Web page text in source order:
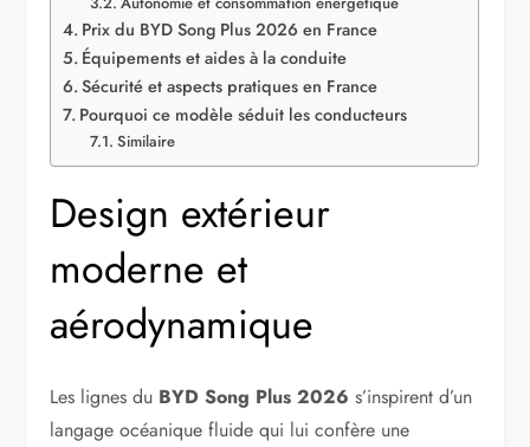
Prix du BYD Song Plus 2026 en France
Équipements et aides à la conduite
Sécurité et aspects pratiques en France
Pourquoi ce modèle séduit les conducteurs
Similaire
Design extérieur
moderne et
aérodynamique
Les lignes du BYD Song Plus 2026 s’inspirent d’un
langage océanique fluide qui lui confère une